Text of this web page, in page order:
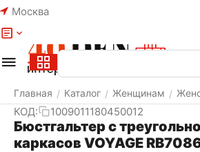
Москва
Главная / Каталог / Женщинам /
КОД: 1009011180450012
Бюстгальтер с
каркасов VOYAGE
Меню